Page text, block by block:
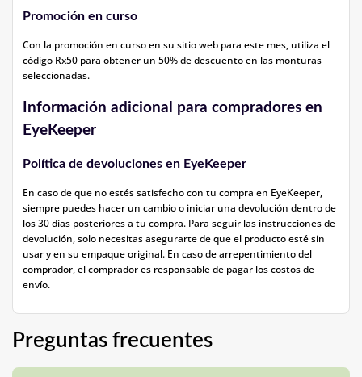
Promoción en curso
Con la promoción en curso en su sitio web para este mes, utiliza el
código Rx50 para obtener un 50% de descuento en las monturas
seleccionadas.
Información adicional para compradores en
EyeKeeper
Política de devoluciones en EyeKeeper
En caso de que no estés satisfecho con tu compra en EyeKeeper,
siempre puedes hacer un cambio o iniciar una devolución dentro de
los 30 días posteriores a tu compra. Para seguir las instrucciones de
devolución, solo necesitas asegurarte de que el producto esté sin
usar y en su empaque original. En caso de arrepentimiento del
comprador, el comprador es responsable de pagar los costos de
envío.
Preguntas frecuentes